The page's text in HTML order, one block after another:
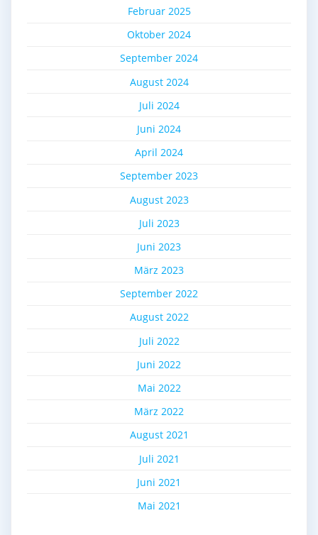
Februar 2025
Oktober 2024
September 2024
August 2024
Juli 2024
Juni 2024
April 2024
September 2023
August 2023
Juli 2023
Juni 2023
März 2023
September 2022
August 2022
Juli 2022
Juni 2022
Mai 2022
März 2022
August 2021
Juli 2021
Juni 2021
Mai 2021